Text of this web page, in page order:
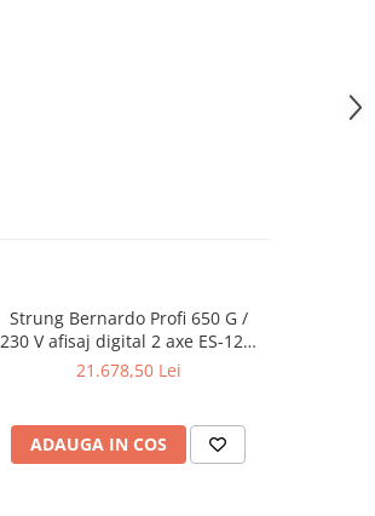
Strung Bernardo Profi 650 G /
230 V afisaj digital 2 axe ES-12 V
inclus
21.678,50 Lei
ADAUGA IN COS